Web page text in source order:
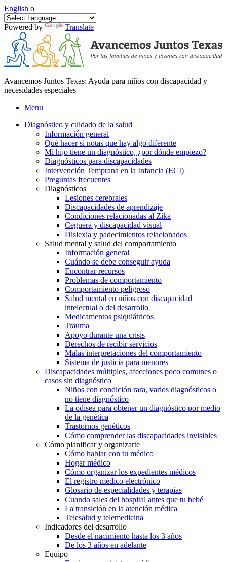
English o
Powered by Translate
Avancemos Juntos Texas: Ayuda para niños con discapacidad y
necesidades especiales
Menu
Diagnóstico y cuidado de la salud
Información general
Qué hacer si notas que hay algo diferente
Mi hijo tiene un diagnóstico, ¿por dónde empiezo?
Diagnósticos para discapacidades
Intervención Temprana en la Infancia (ECI)
Preguntas frecuentes
Diagnósticos
Lesiones cerebrales
Discapacidades de aprendizaje
Condiciones relacionadas al Zika
Ceguera y discapacidad visual
Dislexia y padecimientos relacionados
Salud mental y salud del comportamiento
Información general
Cuándo se debe conseguir ayuda
Encontrar recursos
Problemas de comportamiento
Comportamiento peligroso
Salud mental en niños con discapacidad
intelectual o del desarrollo
Medicamentos psiquiátricos
Trauma
Apoyo durante una crisis
Derechos de recibir servicios
Malas interpretaciones del comportamiento
Sistema de justicia para menores
Discapacidades múltiples, afecciones poco comunes o
casos sin diagnóstico
Niños con condición rara, varios diagnósticos o
no tiene diagnóstico
La odisea para obtener un diagnóstico por medio
de la genética
Trastornos genéticos
Cómo comprender las discapacidades invisibles
Cómo planificar y organizarte
Cómo hablar con tu médico
Hogar médico
Cómo organizar los expedientes médicos
El registro médico electrónico
Glosario de especialidades y terapias
Cuando sales del hospital antes que tu bebé
La transición en la atención médica
Telesalud y telemedicina
Indicadores del desarrollo
Desde el nacimiento hasta los 3 años
De los 3 años en adelante
Equipo